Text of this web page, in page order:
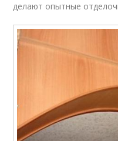
делают опытные